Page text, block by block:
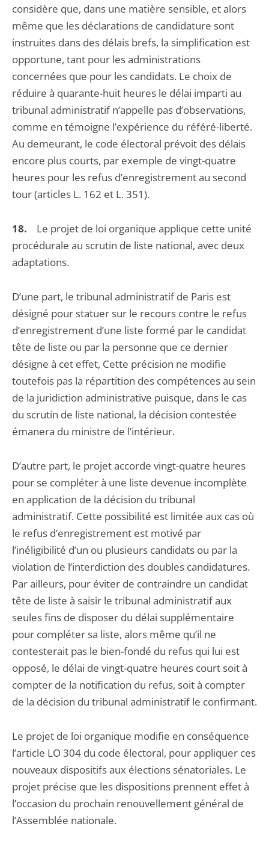
considère que, dans une matière sensible, et alors
même que les déclarations de candidature sont
instruites dans des délais brefs, la simplification est
opportune, tant pour les administrations
concernées que pour les candidats. Le choix de
réduire à quarante-huit heures le délai imparti au
tribunal administratif n’appelle pas d’observations,
comme en témoigne l’expérience du référé-liberté.
Au demeurant, le code électoral prévoit des délais
encore plus courts, par exemple de vingt-quatre
heures pour les refus d’enregistrement au second
tour (articles L. 162 et L. 351).
18.
Le projet de loi organique applique cette unité
procédurale au scrutin de liste national, avec deux
adaptations.
D’une part, le tribunal administratif de Paris est
désigné pour statuer sur le recours contre le refus
d’enregistrement d’une liste formé par le candidat
tête de liste ou par la personne que ce dernier
désigne à cet effet, Cette précision ne modifie
toutefois pas la répartition des compétences au sein
de la juridiction administrative puisque, dans le cas
du scrutin de liste national, la décision contestée
émanera du ministre de l’intérieur.
D’autre part, le projet accorde vingt-quatre heures
pour se compléter à une liste devenue incomplète
en application de la décision du tribunal
administratif. Cette possibilité est limitée aux cas où
le refus d’enregistrement est motivé par
l’inéligibilité d’un ou plusieurs candidats ou par la
violation de l’interdiction des doubles candidatures.
Par ailleurs, pour éviter de contraindre un candidat
tête de liste à saisir le tribunal administratif aux
seules fins de disposer du délai supplémentaire
pour compléter sa liste, alors même qu’il ne
contesterait pas le bien-fondé du refus qui lui est
opposé, le délai de vingt-quatre heures court soit à
compter de la notification du refus, soit à compter
de la décision du tribunal administratif le confirmant.
Le projet de loi organique modifie en conséquence
l’article LO 304 du code électoral, pour appliquer ces
nouveaux dispositifs aux élections sénatoriales. Le
projet précise que les dispositions prennent effet à
l’occasion du prochain renouvellement général de
l’Assemblée nationale.